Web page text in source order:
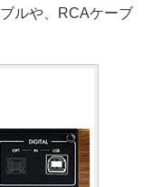
ルや、RCAケーブ